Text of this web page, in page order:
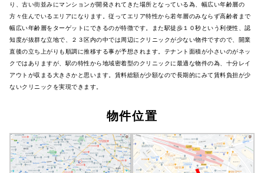
り、古い街並みにマンションが開発されてきた場所となっている為、幅広い年齢層の
方々住んでいるエリアになります。従ってエリア特性から若年層のみならず高齢者まで
幅広い年齢層をターゲットにできるのが特徴です。また駅徒歩１０秒という利便性、認
知度が抜群な立地で、２３区内の中では周辺にクリニックが少ない物件ですので、開業
直後の立ち上がりも順調に推移する事が予想されます。テナント面積が小さいのがネッ
クではありますが、駅の特性から地域密着型のクリニックに最適な物件の為、十分レイ
アウトが収まる大きさかと思います。賃料総額が少額なので長期的にみて賃料負担が少
ないクリニックを実現できます。
物件位置